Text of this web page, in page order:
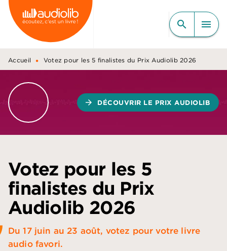
MENU RECHERCHE
CONTENU
PIED DE PAGE
search menu
Accueil • Votez pour les 5 finalistes du Prix Audiolib 2026
arrow_forward DÉCOUVRIR LE PRIX AUDIOLIB
Votez pour les 5
finalistes du Prix
Audiolib 2026
Du 17 juin au 23 août, votez pour votre livre
audio favori.